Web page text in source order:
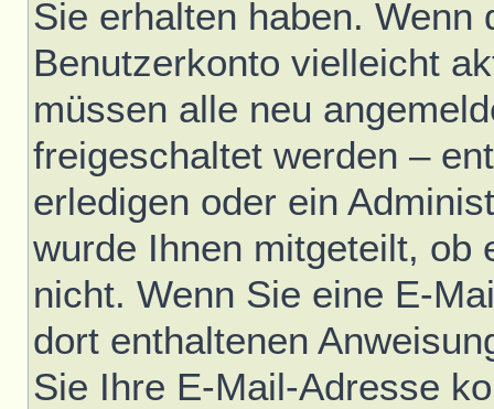
Sie erhalten haben.
Benutzerkonto vielleicht
müssen alle neu
freigeschaltet werden –
erledigen oder ein
wurde Ihnen mitgeteilt, ob
nicht. Wenn Sie eine E-
dort enthaltenen
Sie Ihre E-Mail-Adresse